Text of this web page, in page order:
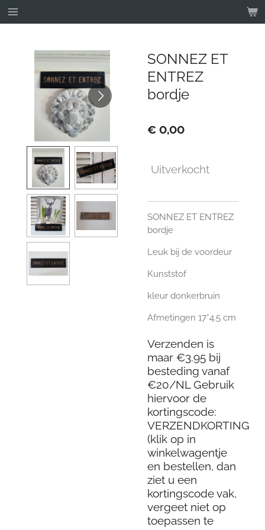
Ga
direct
hoofdinhoud
SONNEZ ET
ENTREZ
bordje
€ 0,00
Uitverkocht
SONNEZ ET ENTREZ
bordje
Leuk bij de voordeur
Kunststof
kleur donkerbruin
Afmetingen 17*4.5 cm
Verzenden is
maar €3.95 bij
besteding vanaf
€20/NL Gebruik
hiervoor de
kortingscode:
VERZENDKORTING
(klik op in
winkelwagentje
en bestellen, dan
ziet u een
kortingscode vak,
vergeet niet op
toepassen te